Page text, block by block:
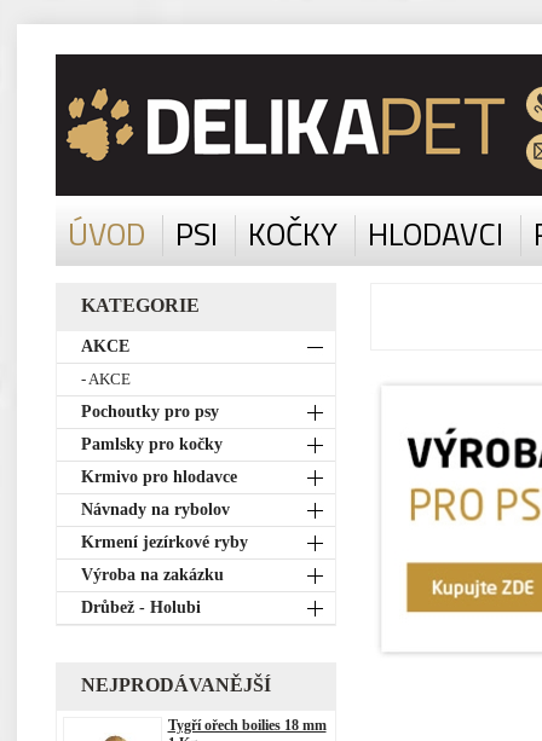
ÚVOD PSI KOČKY HLODAVCI
KATEGORIE
AKCE
- AKCE
Pochoutky pro psy
Pamlsky pro kočky
Krmivo pro hlodavce
Návnady na rybolov
Krmení jezírkové ryby
Výroba na zakázku
Drůbež - Holubi
NEJPRODÁVANĚJŠÍ
Tygří ořech boilies 18 mm